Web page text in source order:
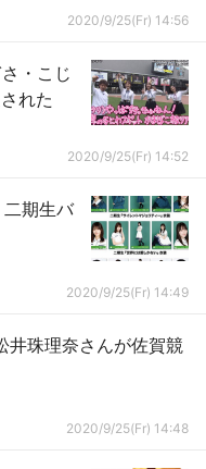
2020/9/25(Fr) 14:56
・こじ
れた
2020/9/25(Fr) 14:52
期生バ
2020/9/25(Fr) 14:49
井珠理奈さんが佐賀競
2020/9/25(Fr) 14:48